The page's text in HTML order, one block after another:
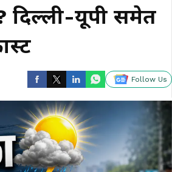
दिल्ली-यूपी समेत
Follow Us